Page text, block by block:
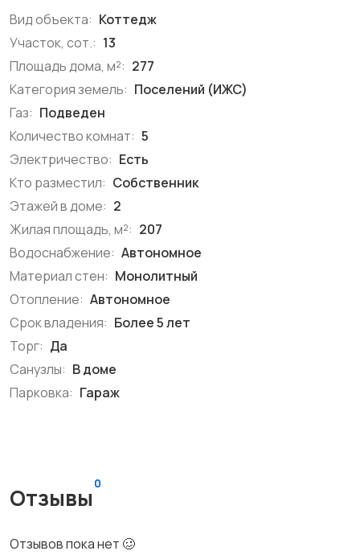
Вид объекта: Коттедж
Участок, сот.: 13
Площадь дома, м²: 277
Категория земель: Поселений (ИЖС)
Газ: Подведен
Количество комнат: 5
Электричество: Есть
Кто разместил: Собственник
Этажей в доме: 2
Жилая площадь, м²: 207
Водоснабжение: Автономное
Материал стен: Монолитный
Отопление: Автономное
Срок владения: Более 5 лет
Торг: Да
Санузлы: В доме
Парковка: Гараж
Отзывы
0
Отзывов пока нет 🥴